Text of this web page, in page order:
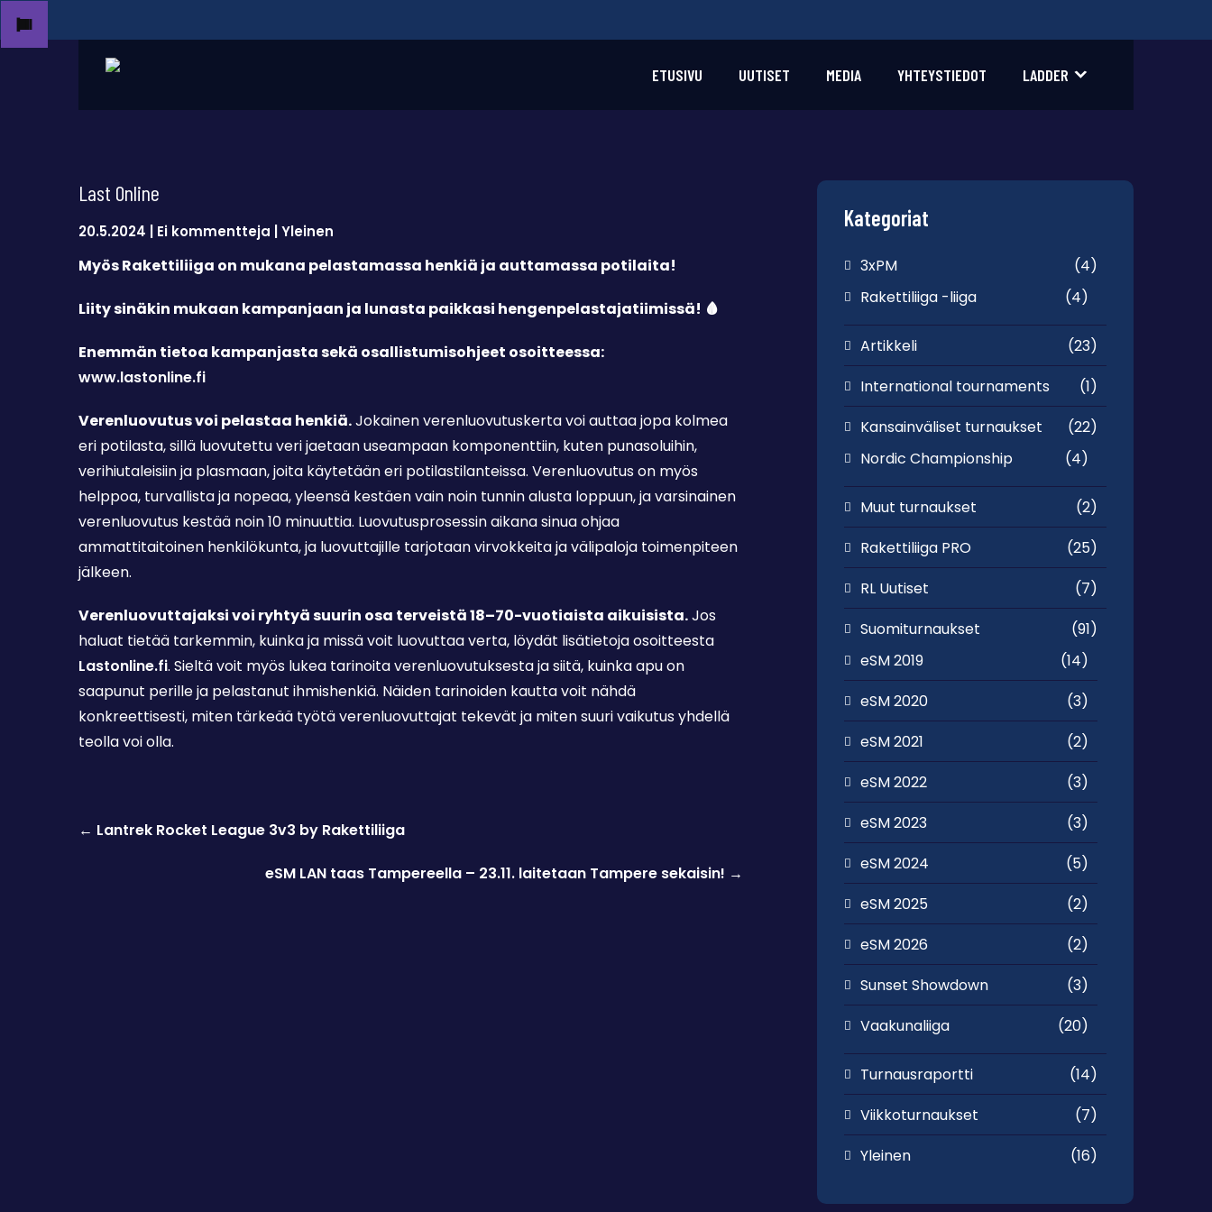
ETUSIVU UUTISET MEDIA YHTEYSTIEDOT LADDER
Last Online
20.5.2024 Ei kommentteja Yleinen
Myös Rakettiliiga on mukana pelastamassa henkiä ja auttamassa potilaita!
Liity sinäkin mukaan kampanjaan ja lunasta paikkasi hengenpelastajatiimissä! 🩸
Enemmän tietoa kampanjasta sekä osallistumisohjeet osoitteessa:
www.lastonline.fi
Verenluovutus voi pelastaa henkiä.Jokainen verenluovutuskerta voi auttaa jopa kolmea
eri potilasta, sillä luovutettu veri jaetaan useampaan komponenttiin, kuten punasoluihin,
verihiutaleisiin ja plasmaan, joita käytetään eri potilastilanteissa. Verenluovutus on myös
helppoa, turvallista ja nopeaa, yleensä kestäen vain noin tunnin alusta loppuun, ja varsinainen
verenluovutus kestää noin 10 minuuttia. Luovutusprosessin aikana sinua ohjaa
ammattitaitoinen henkilökunta, ja luovuttajille tarjotaan virvokkeita ja välipaloja toimenpiteen
jälkeen.
Verenluovuttajaksi voi ryhtyä suurin osa terveistä 18–70-vuotiaista aikuisista.Jos
haluat tietää tarkemmin, kuinka ja missä voit luovuttaa verta, löydät lisätietoja osoitteesta
Lastonline.fi. Sieltä voit myös lukea tarinoita verenluovutuksesta ja siitä, kuinka apu on
saapunut perille ja pelastanut ihmishenkiä. Näiden tarinoiden kautta voit nähdä
konkreettisesti, miten tärkeää työtä verenluovuttajat tekevät ja miten suuri vaikutus yhdellä
teolla voi olla.
navigation
← Lantrek Rocket League 3v3 by Rakettiliiga
eSM LAN taas Tampereella – 23.11. laitetaan Tampere sekaisin! →
Kategoriat
3xPM
(4)
Rakettiliiga -liiga
(4)
Artikkeli
(23)
International tournaments
(1)
Kansainväliset turnaukset
(22)
Nordic Championship
(4)
Muut turnaukset
(2)
Rakettiliiga PRO
(25)
RL Uutiset
(7)
Suomiturnaukset
(91)
eSM 2019
(14)
eSM 2020
(3)
eSM 2021
(2)
eSM 2022
(3)
eSM 2023
(3)
eSM 2024
(5)
eSM 2025
(2)
eSM 2026
(2)
Sunset Showdown
(3)
Vaakunaliiga
(20)
Turnausraportti
(14)
Viikkoturnaukset
(7)
Yleinen
(16)